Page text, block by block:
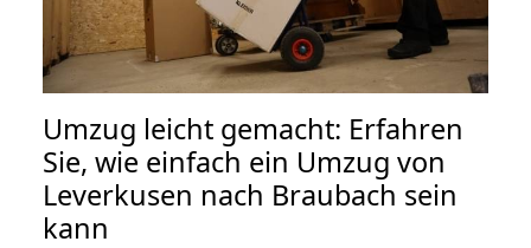
Umzug leicht gemacht: Erfahren
Sie, wie einfach ein Umzug von
Leverkusen nach Braubach sein
kann